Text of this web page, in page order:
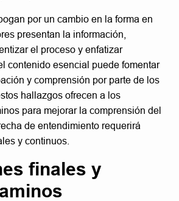
por un cambio en la forma en
presentan la información,
el proceso y enfatizar
contenido esencial puede fomentar
y comprensión por parte de los
hallazgos ofrecen a los
para mejorar la comprensión del
de entendimiento requerirá
y continuos.
finales y